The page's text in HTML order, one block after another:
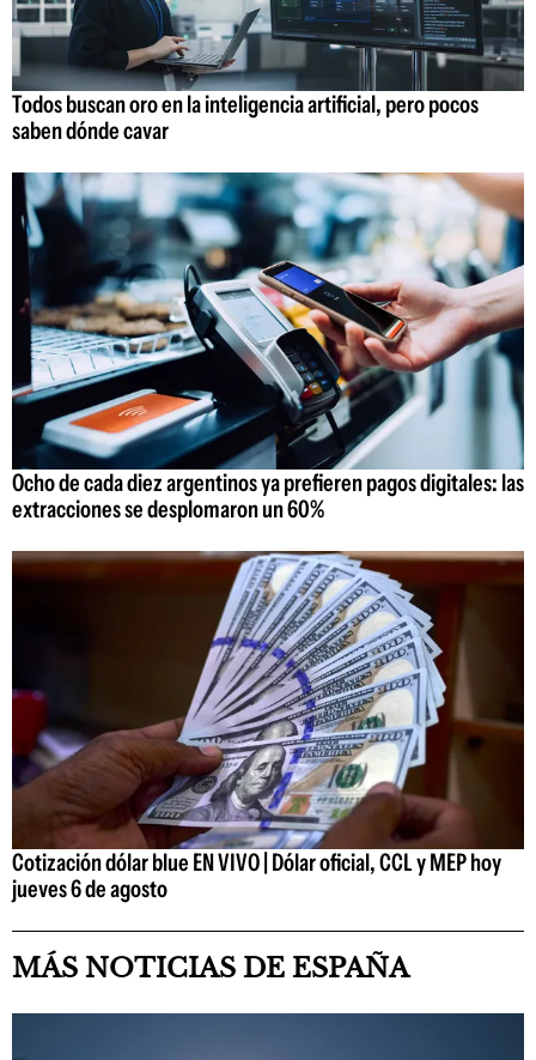
Todos buscan oro en la inteligencia artificial, pero pocos
saben dónde cavar
Ocho de cada diez argentinos ya prefieren pagos digitales: las
extracciones se desplomaron un 60%
Cotización dólar blue EN VIVO | Dólar oficial, CCL y MEP hoy
jueves 6 de agosto
MÁS NOTICIAS DE ESPAÑA